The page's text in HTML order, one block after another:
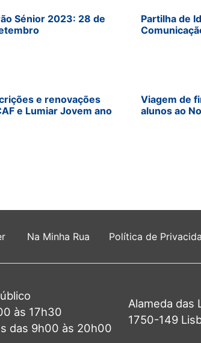
Sénior 2023: 28 de
Partilha de
e renovações
e Lumiar Jovem ano
Viagem de
alunos ao
Na Minha Rua Política de
às 17h30
das 9h00 às 20h00
Alameda das
1750-149